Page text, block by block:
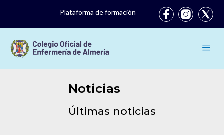
Plataforma de formación
Noticias
Últimas noticias